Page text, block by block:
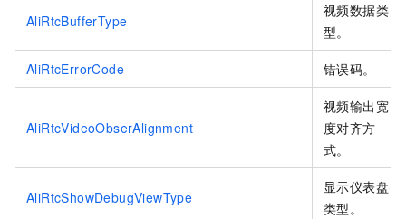
AliRtcBufferType
视频数据类
型。
AliRtcErrorCode 错误码。
AliRtcVideoObserAlignment
视频输出宽
度对齐方
式。
AliRtcShowDebugViewType
显示仪表盘
类型。